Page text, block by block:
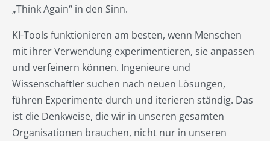
„Think Again“ in den Sinn.
KI-Tools funktionieren am besten, wenn Menschen
mit ihrer Verwendung experimentieren, sie anpassen
und verfeinern können. Ingenieure und
Wissenschaftler suchen nach neuen Lösungen,
führen Experimente durch und iterieren ständig. Das
ist die Denkweise, die wir in unseren gesamten
Organisationen brauchen, nicht nur in unseren